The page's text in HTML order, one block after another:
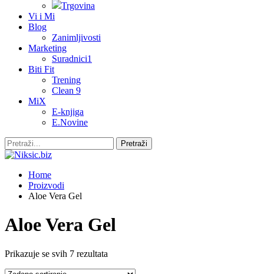
Trgovina
Vi i Mi
Blog
Zanimljivosti
Marketing
Suradnici1
Biti Fit
Trening
Clean 9
MiX
E-knjiga
E.Novine
Home
Proizvodi
Aloe Vera Gel
Aloe Vera Gel
Prikazuje se svih 7 rezultata